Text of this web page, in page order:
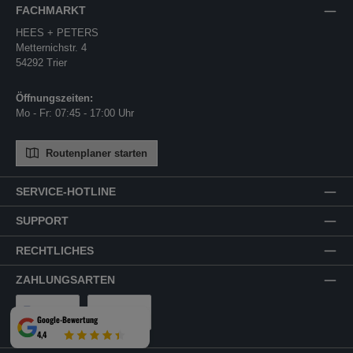
SERVICE-HOTLINE
SUPPORT
RECHTLICHES
ZAHLUNGSARTEN
PayPal Rechnung
FACHMARKT
HEES + PETERS
Metternichstr. 4
54292 Trier
Öffnungszeiten:
Mo - Fr: 07:45 - 17:00 Uhr
Routenplaner starten
Google-Bewertung
4,4